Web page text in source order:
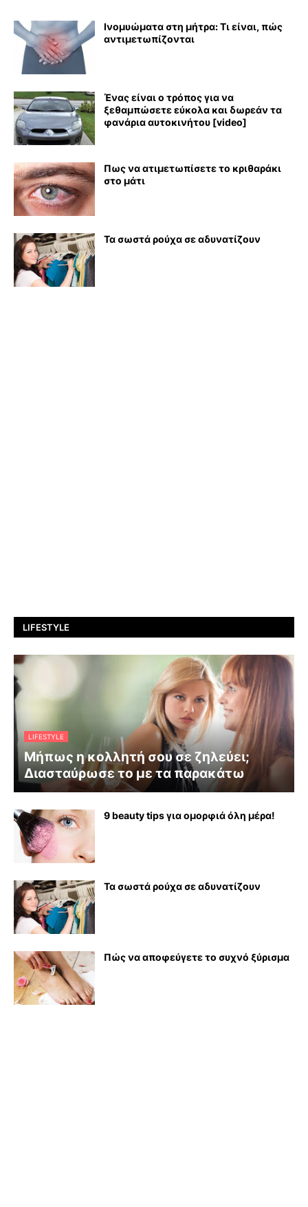
Ινομυώματα στη μήτρα: Τι είναι, πώς
αντιμετωπίζονται
Ένας είναι ο τρόπος για να
ξεθαμπώσετε εύκολα και δωρεάν τα
φανάρια αυτοκινήτου [video]
Πως να ατιμετωπίσετε το κριθαράκι
στο μάτι
Τα σωστά ρούχα σε αδυνατίζουν
LIFESTYLE
LIFESTYLE
Μήπως η κολλητή σου σε ζηλεύει;
Διασταύρωσε το με τα παρακάτω
9 beauty tips για ομορφιά όλη μέρα!
Τα σωστά ρούχα σε αδυνατίζουν
Πώς να αποφεύγετε το συχνό ξύρισμα